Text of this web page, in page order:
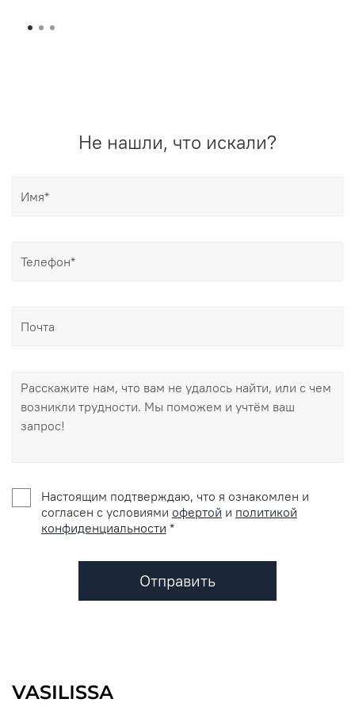
Не нашли, что искали?
Настоящим подтверждаю, что я ознакомлен и
согласен с условиями офертой и политикой
конфиденциальности *
Отправить